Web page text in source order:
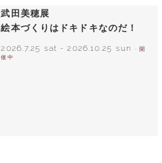
武田美穂展
絵本づくりはドキドキなのだ！
2026.7.25 sat - 2026.10.25 sun
- 開
催中